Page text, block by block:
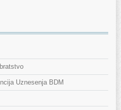
Uznesenja BDM